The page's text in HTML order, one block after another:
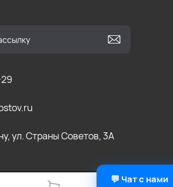
ул. Страны Советов, 3А
💬 Чат с нами